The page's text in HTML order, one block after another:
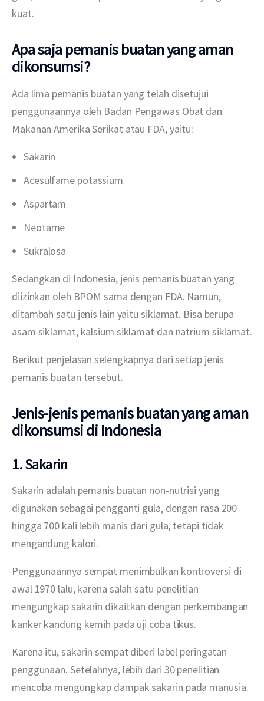
kuat.
Apa saja pemanis buatan yang aman
dikonsumsi?
Ada lima pemanis buatan yang telah disetujui
penggunaannya oleh Badan Pengawas Obat dan
Makanan Amerika Serikat atau FDA, yaitu:
Sakarin
Acesulfame potassium
Aspartam
Neotame
Sukralosa
Sedangkan di Indonesia, jenis pemanis buatan yang
diizinkan oleh BPOM sama dengan FDA. Namun,
ditambah satu jenis lain yaitu siklamat. Bisa berupa
asam siklamat, kalsium siklamat dan natrium siklamat.
Berikut penjelasan selengkapnya dari setiap jenis
pemanis buatan tersebut.
Jenis-jenis pemanis buatan yang aman
dikonsumsi di Indonesia
1. Sakarin
Sakarin adalah pemanis buatan non-nutrisi yang
digunakan sebagai pengganti gula, dengan rasa 200
hingga 700 kali lebih manis dari gula, tetapi tidak
mengandung kalori.
Penggunaannya sempat menimbulkan kontroversi di
awal 1970 lalu, karena salah satu penelitian
mengungkap sakarin dikaitkan dengan perkembangan
kanker kandung kemih pada uji coba tikus.
Karena itu, sakarin sempat diberi label peringatan
penggunaan. Setelahnya, lebih dari 30 penelitian
mencoba mengungkap dampak sakarin pada manusia.